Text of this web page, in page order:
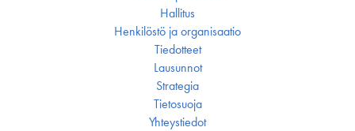
Hallitus
Henkilöstö ja organisaatio
Tiedotteet
Lausunnot
Strategia
Tietosuoja
Yhteystiedot